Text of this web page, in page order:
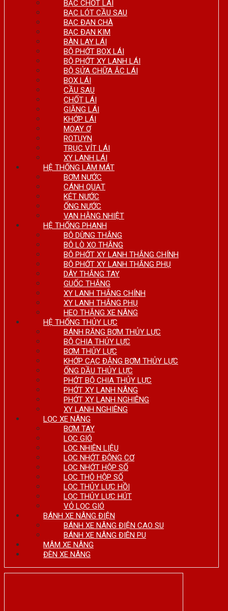
BẠC CHỐT LÁI
BẠC LÓT CẦU SAU
BẠC ĐẠN CHÀ
BẠC ĐẠN KIM
BÀN LAY LÁI
BỘ PHỚT BOX LÁI
BỘ PHỚT XY LANH LÁI
BỘ SỬA CHỮA ẮC LÁI
BOX LÁI
CẦU SAU
CHỐT LÁI
GIẰNG LÁI
KHỚP LÁI
MOAY Ơ
ROTUYN
TRỤC VÍT LÁI
XY LANH LÁI
HỆ THỐNG LÀM MÁT
BƠM NƯỚC
CÁNH QUẠT
KÉT NƯỚC
ỐNG NƯỚC
VAN HẰNG NHIỆT
HỆ THỐNG PHANH
BỘ DỪNG THẮNG
BỘ LÒ XO THẮNG
BỘ PHỚT XY LANH THẮNG CHÍNH
BỘ PHỚT XY LANH THẮNG PHỤ
DÂY THẮNG TAY
GUỐC THẮNG
XY LANH THẮNG CHÍNH
XY LANH THẮNG PHỤ
HEO THẮNG XE NÂNG
HỆ THỐNG THỦY LỰC
BÁNH RĂNG BƠM THỦY LỰC
BỘ CHIA THỦY LỰC
BƠM THỦY LỰC
KHỚP CẠC ĐĂNG BƠM THỦY LỰC
ỐNG DẦU THỦY LỰC
PHỚT BỘ CHIA THỦY LỰC
PHỚT XY LANH NÂNG
PHỚT XY LANH NGHIÊNG
XY LANH NGHIÊNG
LỌC XE NÂNG
BƠM TAY
LỌC GIÓ
LỌC NHIÊN LIỆU
LỌC NHỚT ĐỘNG CƠ
LỌC NHỚT HỘP SỐ
LỌC THÔ HỘP SỐ
LỌC THỦY LỰC HỒI
LỌC THỦY LỰC HÚT
VỎ LỌC GIÓ
BÁNH XE NÂNG ĐIỆN
BÁNH XE NÂNG ĐIỆN CAO SU
BÁNH XE NÂNG ĐIÊN PU
MÂM XE NÂNG
ĐÈN XE NÂNG